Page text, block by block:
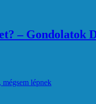
– Gondolatok
lépnek